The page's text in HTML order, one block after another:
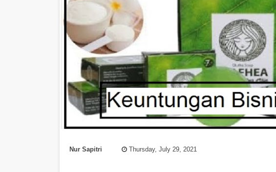
Nur Sapitri Thursday, July 29, 2021